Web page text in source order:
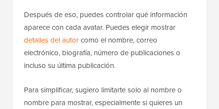
Después de eso, puedes controlar qué información
aparece con cada avatar. Puedes elegir mostrar
detalles del autorcomo el nombre, correo
electrónico, biografía, número de publicaciones o
incluso su última publicación.
Para simplificar, sugiero limitarte solo al nombre o
nombre para mostrar, especialmente si quieres un